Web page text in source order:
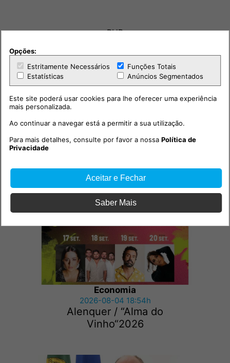
PUB
Outras notícias
Economia
2026-08-04 18:54h
Alenquer / “Alma do
Vinho“2026
Opções:
Estritamente Necessários
Funções Totais
Estatísticas
Anúncios Segmentados
Este site poderá usar cookies para lhe oferecer uma experiência
mais personalizada.
Ao continuar a navegar está a permitir a sua utilização.
Para mais detalhes, consulte por favor a nossaPolítica de
Privacidade
Aceitar e Fechar
Saber Mais